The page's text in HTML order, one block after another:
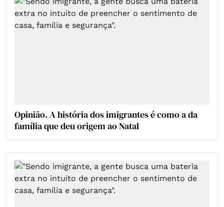
Opinião. A história dos imigrantes é como a da
família que deu origem ao Natal